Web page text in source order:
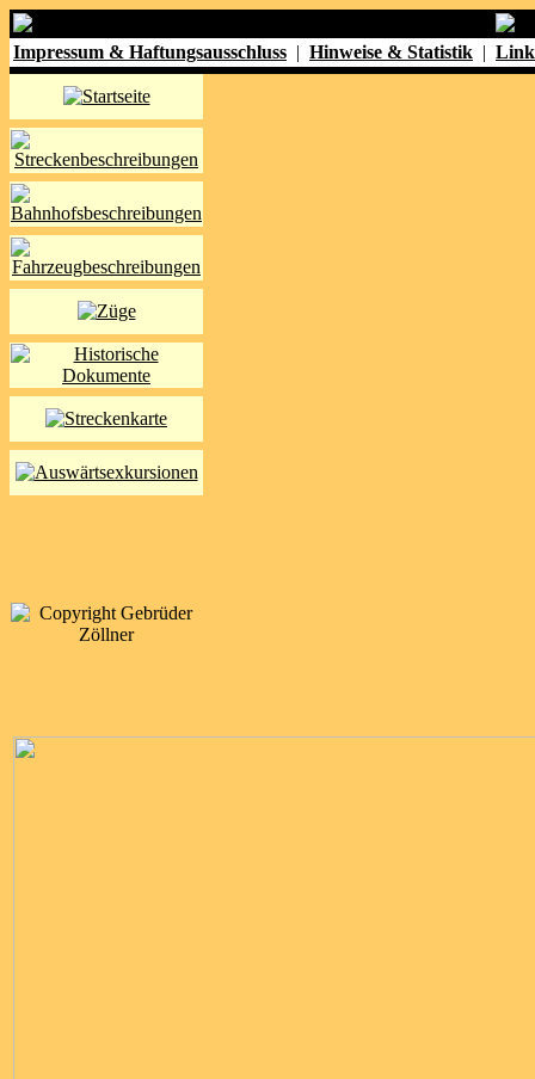
Impressum & Haftungsausschluss | Hinweise & Statistik |